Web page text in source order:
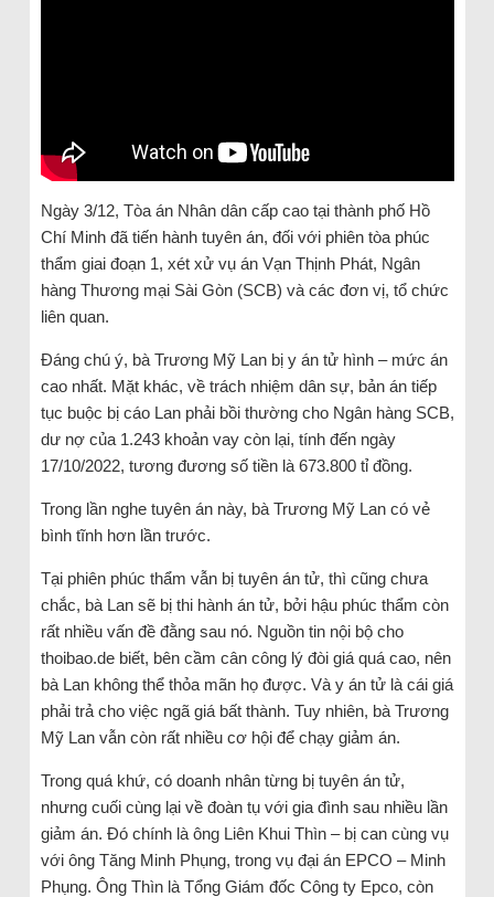
Ngày 3/12, Tòa án Nhân dân cấp cao tại thành phố Hồ
Chí Minh đã tiến hành tuyên án, đối với phiên tòa phúc
thẩm giai đoạn 1, xét xử vụ án Vạn Thịnh Phát, Ngân
hàng Thương mại Sài Gòn (SCB) và các đơn vị, tổ chức
liên quan.
Đáng chú ý, bà Trương Mỹ Lan bị y án tử hình – mức án
cao nhất. Mặt khác, về trách nhiệm dân sự, bản án tiếp
tục buộc bị cáo Lan phải bồi thường cho Ngân hàng SCB,
dư nợ của 1.243 khoản vay còn lại, tính đến ngày
17/10/2022, tương đương số tiền là 673.800 tỉ đồng.
Trong lần nghe tuyên án này, bà Trương Mỹ Lan có vẻ
bình tĩnh hơn lần trước.
Tại phiên phúc thẩm vẫn bị tuyên án tử, thì cũng chưa
chắc, bà Lan sẽ bị thi hành án tử, bởi hậu phúc thẩm còn
rất nhiều vấn đề đằng sau nó. Nguồn tin nội bộ cho
thoibao.de biết, bên cầm cân công lý đòi giá quá cao, nên
bà Lan không thể thỏa mãn họ được. Và y án tử là cái giá
phải trả cho việc ngã giá bất thành. Tuy nhiên, bà Trương
Mỹ Lan vẫn còn rất nhiều cơ hội để chạy giảm án.
Trong quá khứ, có doanh nhân từng bị tuyên án tử,
nhưng cuối cùng lại về đoàn tụ với gia đình sau nhiều lần
giảm án. Đó chính là ông Liên Khui Thìn – bị can cùng vụ
với ông Tăng Minh Phụng, trong vụ đại án EPCO – Minh
Phụng. Ông Thìn là Tổng Giám đốc Công ty Epco, còn